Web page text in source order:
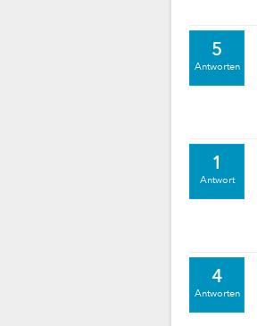
5
Antworten
1
Antwort
4
Antworten